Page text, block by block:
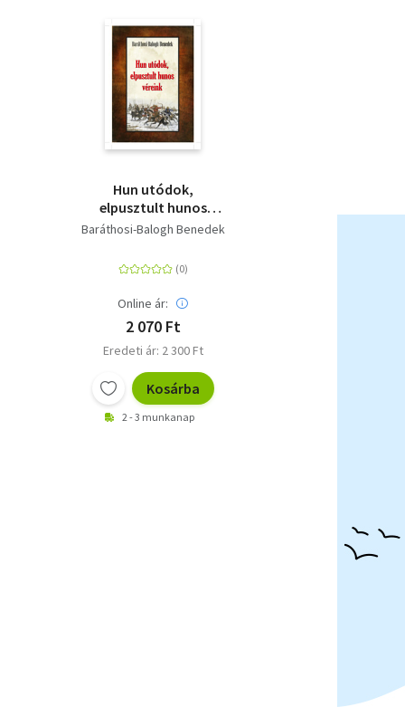
Hun utódok,
elpusztult hunos
véreink
Baráthosi-Balogh Benedek
Online ár:
2 070 Ft
Eredeti ár: 2 300 Ft
Kosárba
2 - 3 munkanap